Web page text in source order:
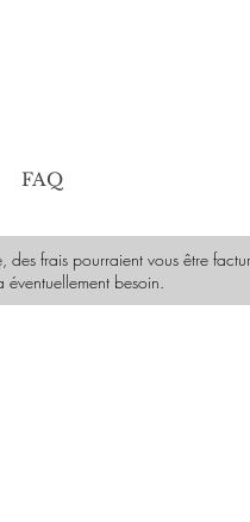
FAQ
frais pourraient vous être
besoin.